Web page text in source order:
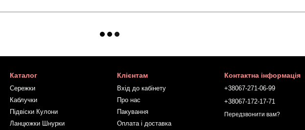
Каталог
Сережки
Каблучки
Підвіски Кулони
Ланцюжки Шнурки
Клієнтам
Вхід до кабінету
Про нас
Пакування
Оплата і доставка
Контактна інформація
+38067-271-06-99
+38067-172-17-71
Передзвонити вам?